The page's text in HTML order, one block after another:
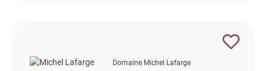
Domaine Michel Lafarge